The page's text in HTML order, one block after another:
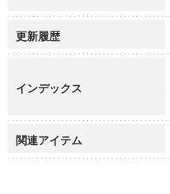
更新履歴
インデックス
関連アイテム